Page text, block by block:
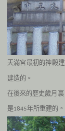
天滿宮最初的神殿
建造的。
在後來的歷史歲月
是1845年所重建的。